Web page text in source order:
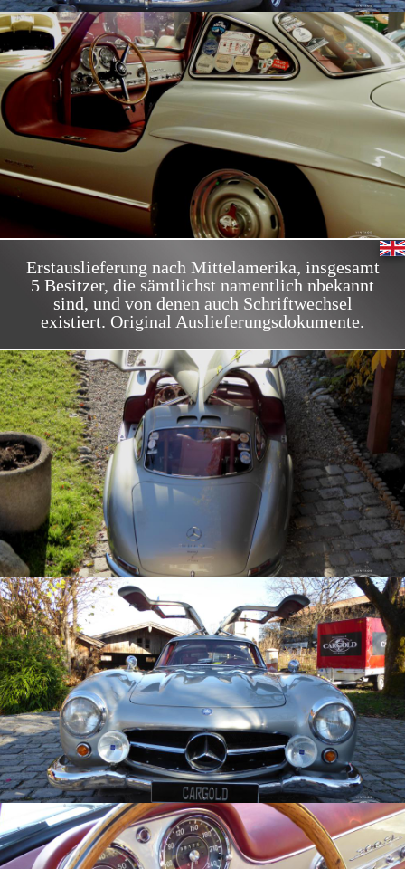
Erstauslieferung nach Mittelamerika, insgesamt
5 Besitzer, die sämtlichst namentlich nbekannt
sind, und von denen auch Schriftwechsel
existiert. Original Auslieferungsdokumente.